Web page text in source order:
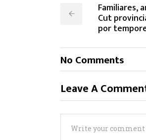
Familiares,
Cut
por
No Comments
Leave A